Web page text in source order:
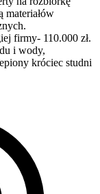
firmy- 110.000 zł.
i wody,
króciec studni